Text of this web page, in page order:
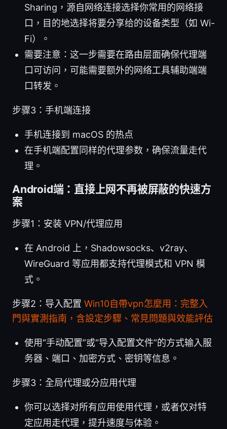
Sharing，源自网络连接选择你常用的网络接
口，目的地选择将要分享给的设备类型（如 Wi-
Fi）。
需要注意：这一步需要在路由层面确保代理端
口可访问，可能需要额外的网络工具辅助端端
口转发。
步骤3：手机端连接
手机连接到 macOS 的热点
在手机端配置同样的代理参数，确保流量走代
理。
Android端：直接上网不再被屏蔽的快速方
案
步骤1：安装 VPN/代理应用
在 Android 上，Shadowsocks、v2ray、
WireGuard 等应用都支持代理模式和 VPN 模
式。
步骤2：导入配置 Win10自帶vpn怎麼用：完整入
門與實測指南，含設定步驟、常見問題與效能評估
使用“手动配置”或“导入配置文件”的方式输入服
务器、端口、加密方式、密钥等信息。
步骤3：全局代理或分应用代理
你可以选择对所有应用使用代理，或者仅对特
定应用走代理，提升速度与体验。